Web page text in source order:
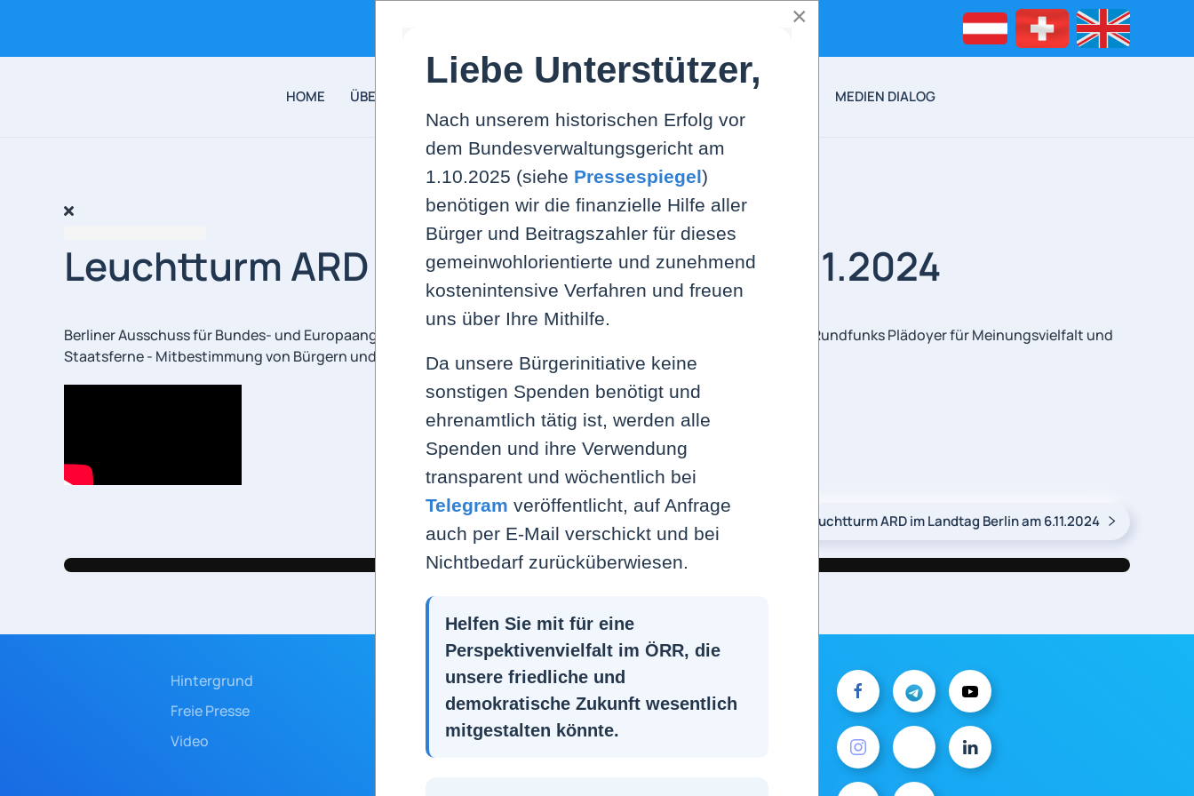
HOME ÜBER UNS MEDIEN DIALOG
Leuchtturm ARD im Landtag Berlin am 6.11.2024
Berliner Ausschuss für Bundes- und Europaangelegenheiten, Medien zum Reformstaatsvertrag des öffentlichen Rundfunks Plädoyer für Meinungsvielfalt und
Staatsferne - Mitbestimmung von Bürgern und Beitragszahlern
Leuchtturm ARD im Landtag Berlin am 6.11.2024
Hintergrund
Freie Presse
Video
Impressum
Datenschutz
Spenden
Über uns
Kontakt
Login
×
Liebe Unterstützer,
Nach unserem historischen Erfolg vor
dem Bundesverwaltungsgericht am
1.10.2025 (siehe Pressespiegel)
benötigen wir die finanzielle Hilfe aller
Bürger und Beitragszahler für dieses
gemeinwohlorientierte und zunehmend
kostenintensive Verfahren und freuen
uns über Ihre Mithilfe.
Da unsere Bürgerinitiative keine
sonstigen Spenden benötigt und
ehrenamtlich tätig ist, werden alle
Spenden und ihre Verwendung
transparent und wöchentlich bei
Telegram veröffentlicht, auf Anfrage
auch per E-Mail verschickt und bei
Nichtbedarf zurücküberwiesen.
Helfen Sie mit für eine
Perspektivenvielfalt im ÖRR, die
unsere friedliche und
demokratische Zukunft wesentlich
mitgestalten könnte.